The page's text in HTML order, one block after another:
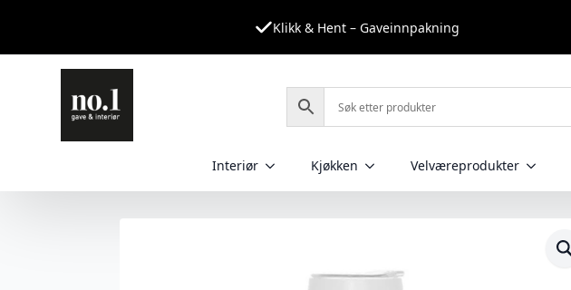
Klikk & Hent – Gaveinnpakning
Interiør Kjøkken Velværeprodukter